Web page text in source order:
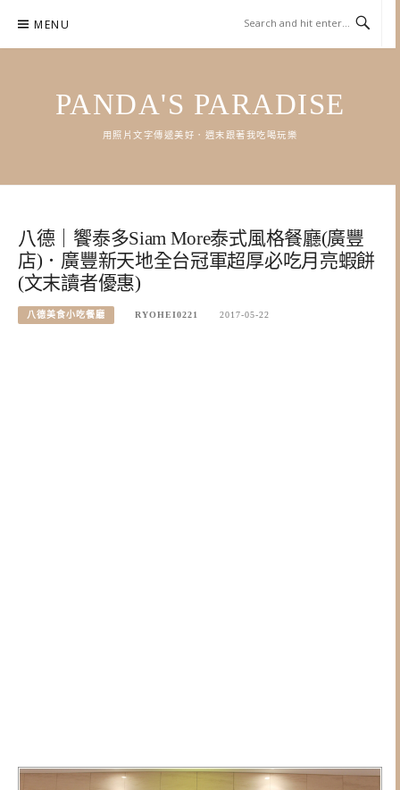
content
MENU
PANDA'S PARADISE
用照片文字傳遞美好．週末跟著我吃喝玩樂
八德｜饗泰多Siam More泰式風格餐廳(廣豐
店)．廣豐新天地全台冠軍超厚必吃月亮蝦餅
(文末讀者優惠)
八德美食小吃餐廳 RYOHEI0221 2017-05-22